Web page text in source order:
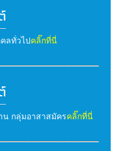
ลทั่วไปคลิ๊กที่นี่
น กลุ่มอาสาสมัครคลิ๊กที่นี่